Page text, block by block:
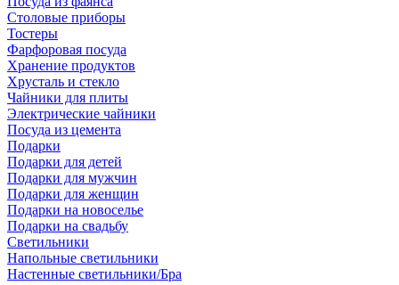
Столовые приборы
Тостеры
Фарфоровая посуда
Хранение продуктов
Хрусталь и стекло
Чайники для плиты
Электрические чайники
Посуда из цемента
Подарки
Подарки для детей
Подарки для мужчин
Подарки для женщин
Подарки на новоселье
Подарки на свадьбу
Светильники
Напольные светильники
Настенные светильники/Бра